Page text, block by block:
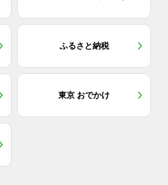
ふるさと納税
東京 おでかけ